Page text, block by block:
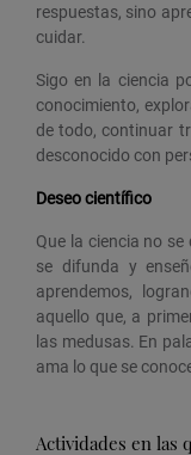
respuestas, sino
cuidar.
Sigo en la ciencia
conocimiento,
de todo, continuar
desconocido con
Deseo científico
Que la ciencia no
se difunda y
aprendemos,
aquello que, a
las medusas. En
ama lo que se
Actividades en las